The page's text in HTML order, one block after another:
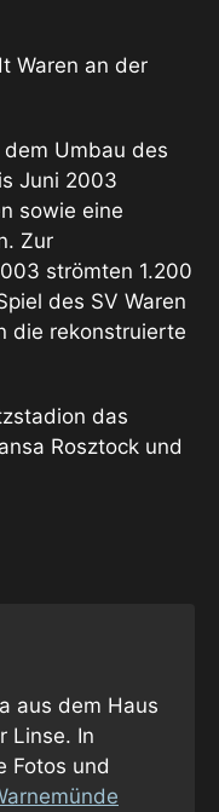
Waren an der
Umbau des
Juni 2003
sowie eine
Zur
strömten 1.200
des SV Waren
die rekonstruierte
das
Rosztock und
aus dem Haus
Linse. In
Fotos und